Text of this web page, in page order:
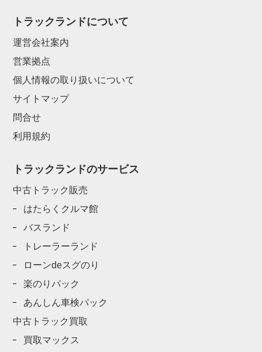
トラックランドについて
運営会社案内
営業拠点
個人情報の取り扱いについて
サイトマップ
問合せ
利用規約
トラックランドのサービス
中古トラック販売
はたらくクルマ館
バスランド
トレーラーランド
ローンdeスグのり
楽のりパック
あんしん車検パック
中古トラック買取
買取マックス